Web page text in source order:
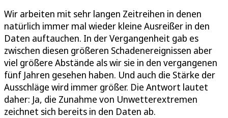
Wir arbeiten mit sehr langen Zeitreihen in denen
natürlich immer mal wieder kleine Ausreißer in den
Daten auftauchen. In der Vergangenheit gab es
zwischen diesen größeren Schadenereignissen aber
viel größere Abstände als wir sie in den vergangenen
fünf Jahren gesehen haben. Und auch die Stärke der
Ausschläge wird immer größer. Die Antwort lautet
daher: Ja, die Zunahme von Unwetterextremen
zeichnet sich bereits in den Daten ab.